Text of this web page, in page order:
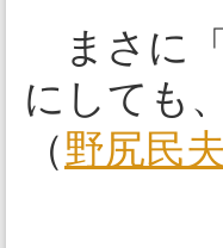
まさに
にしても
（野尻民夫